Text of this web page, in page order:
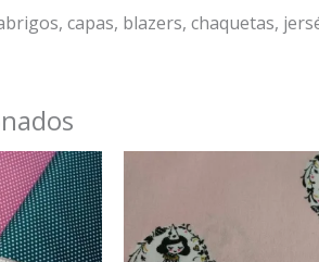
capas, blazers, chaquetas,
Este
producto
tiene
múltiples